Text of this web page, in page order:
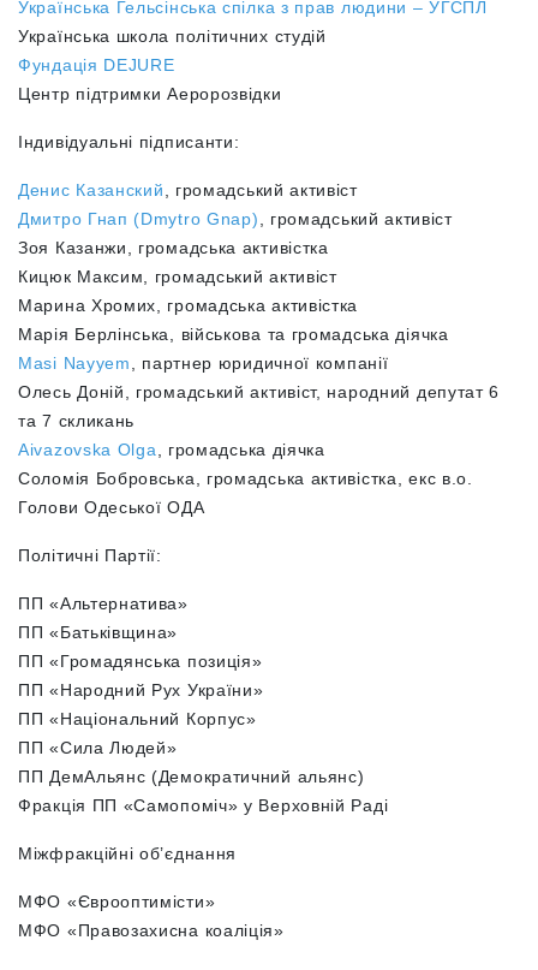
Українська Гельсінська спілка з прав людини – УГСПЛ
Українська школа політичних студій
Фундація DEJURE
Центр підтримки Аеророзвідки
Індивідуальні підписанти:
Денис Казанский, громадський активіст
Дмитро Гнап (Dmytro Gnap), громадський активіст
Зоя Казанжи, громадська активістка
Кицюк Максим, громадський активіст
Марина Хромих, громадська активістка
Марія Берлінська, військова та громадська діячка
Masi Nayyem, партнер юридичної компанії
Олесь Доній, громадський активіст, народний депутат 6
та 7 скликань
Aivazovska Olga, громадська діячка
Соломія Бобровська, громадська активістка, екс в.о.
Голови Одеської ОДА
Політичні Партії:
ПП «Альтернатива»
ПП «Батьківщина»
ПП «Громадянська позиція»
ПП «Народний Рух України»
ПП «Національний Корпус»
ПП «Сила Людей»
ПП ДемАльянс (Демократичний альянс)
Фракція ПП «Самопоміч» у Верховній Раді
Міжфракційні об’єднання
МФО «Єврооптимісти»
МФО «Правозахисна коаліція»